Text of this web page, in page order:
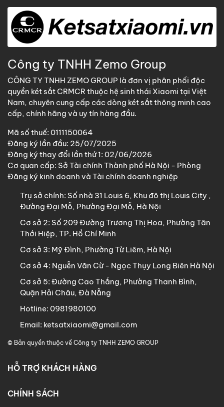
Thông số kỹ thuật Két sắt
Xiaomi CRMCR 60LE
Thông số Chi tiết
Dòng sản
phẩm
Két sắt thông minh cao cấp, chống
trộm
thước
ngoài
Cao 60cm × Rộng 39,5cm × Sâu 34cm
Kích
thước sử
dụng
Cao 55cm × Rộng 37cm × Sâu 30cm
lượng
60kg
Chất liệu
Thép vi carbon Q345 đúc đặc nguyên
Cánh cửa
Thép đặc nguyên tấm dày 8mm, ôm
khít thân két
Thân két Thép đặc dày 6mm
khóa
Thép đặc Ø32mm, ăn sâu 4,5cm vào
thân két
Sơn
Sơn Eco nhũ ánh kim thế hệ mới, bóng
2. Bảo mật
Công ty TNHH Zemo Group
CÔNG TY TNHH ZEMO GROUP là đơn vị phân phối độc
quyền két sắt CRMCR thuộc hệ sinh thái Xiaomi tại Việt
Nam, chuyên cung cấp các dòng két sắt thông minh cao
cấp, chính hãng và uy tín hàng đầu.
Mã số thuế: 0111150064
Đăng ký lần đầu: 25/07/2025
Đăng ký thay đổi lần thứ 1: 02/06/2026
Cơ quan cấp: Sở Tài chính Thành phố Hà Nội - Phòng
Đăng ký kinh doanh và Tài chính doanh nghiệp
Trụ sở chính: Số nhà 31 Louis 6, Khu đô thị Louis City ,
Đường Đại Mỗ, Phường Đại Mỗ, Hà Nội
Cơ sở 2: Số 209 Đường Trương Thị Hoa, Phường Tân
Thới Hiệp, TP. Hồ Chí Minh
Cơ sở 3: Mỹ Đình, Phường Từ Liêm, Hà Nội
Cơ sở 4: Nguễn Văn Cừ - Ngọc Thụy Long Biên Hà Nội
Cơ sở 5: Đường Cao Thắng, Phường Thanh Bình,
Quận Hải Châu, Đà Nẵng
Hotline: 0981980100
Email: ketsatxiaomi@gmail.com
© Bản quyền thuộc về Công ty TNHH ZEMO GROUP
HỖ TRỢ KHÁCH HÀNG
CHÍNH SÁCH